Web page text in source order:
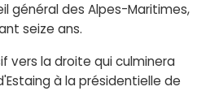
général des Alpes-Maritimes,
seize ans.
vers la droite qui culminera
à la présidentielle de